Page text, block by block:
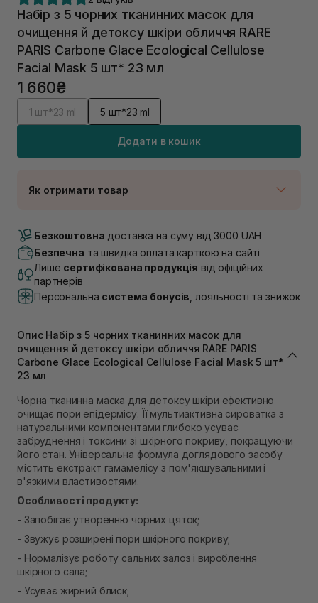
Набір з 5 чорних тканинних масок для
очищення й детоксу шкіри обличчя RARE
PARIS Carbone Glace Ecological Cellulose
Facial Mask 5 шт* 23 мл
1 660₴
1 шт*23 ml 5 шт*23 ml
Додати в кошик
Як отримати товар
В наявності
Самовивіз м. Луцьк, вул. Винниченка 4
В наявності
Самовивіз м. Львів, вул. Академіка Підстригача, 1В
(Duck’s Lake)
В наявності
В наявності
Самовивіз м. Львів, вул. Степана Бандери 45
В наявності
Самовивіз м. Рівне, вул. Кулика і Гудачека 23 (ТЦ
Екватор)
В наявності
Безкоштовна доставка на суму від 3000 UAH
Безпечна та швидка оплата карткою на сайті
Лише сертифікована продукція від офіційних
партнерів
Персональна система бонусів , лояльності та знижок
Опис Набір з 5 чорних тканинних масок для
очищення й детоксу шкіри обличчя RARE PARIS
Carbone Glace Ecological Cellulose Facial Mask 5 шт*
23 мл
Чорна тканинна маска для детоксу шкіри ефективно
очищає пори епідермісу. Її мультиактивна сироватка з
натуральними компонентами глибоко усуває
забруднення і токсини зі шкірного покриву, покращуючи
його стан. Універсальна формула доглядового засобу
містить екстракт гамамелісу з пом'якшувальними і
в'язкими властивостями.
Особливості продукту:
- Запобігає утворенню чорних цяток;
- Звужує розширені пори шкірного покриву;
- Нормалізує роботу сальних залоз і вироблення
шкірного сала;
- Усуває жирний блиск;